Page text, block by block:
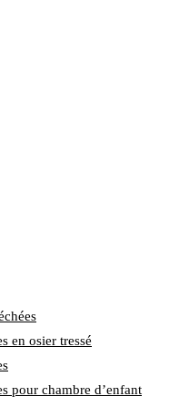
en osier tressé
pour chambre d’enfant